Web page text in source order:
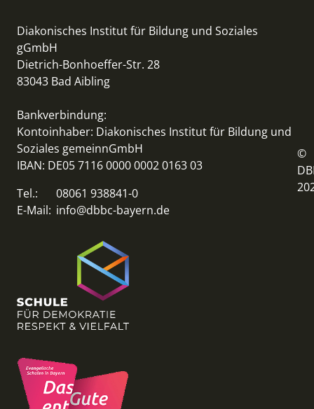
Diakonisches Institut für Bildung und Soziales
gGmbH
Dietrich-Bonhoeffer-Str. 28
83043 Bad Aibling
Bankverbindung:
Kontoinhaber: Diakonisches Institut für Bildung und
Soziales gemeinnGmbH
IBAN: DE05 7116 0000 0002 0163 03
Tel.:
08061 938841-0
E-Mail: info@dbbc-bayern.de
©